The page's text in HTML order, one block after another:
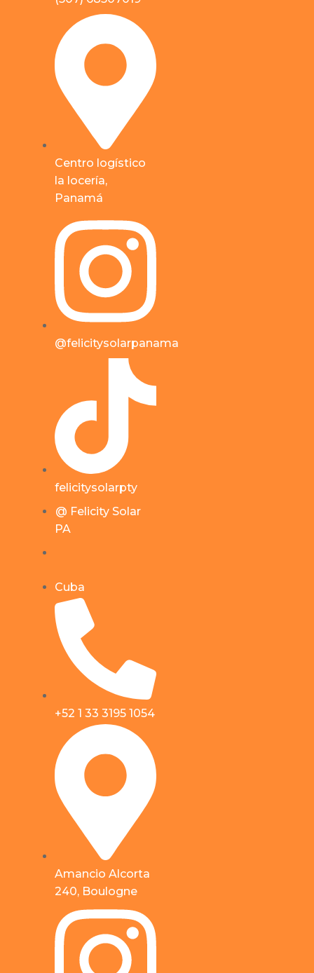
Centro logístico
la locería,
Panamá
@felicitysolarpanama
felicitysolarpty
@ Felicity Solar
PA
Cuba
+52 1 33 3195 1054
Amancio Alcorta
240, Boulogne